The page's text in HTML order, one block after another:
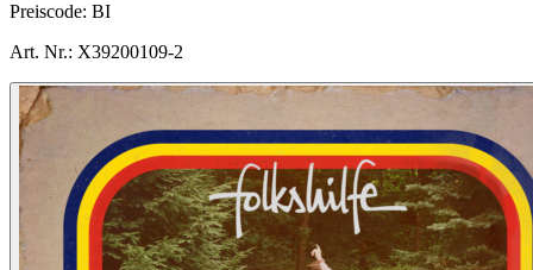
Preiscode: BI
Art. Nr.: X39200109-2